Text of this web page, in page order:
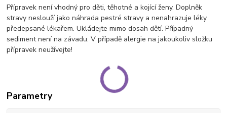
Přípravek není vhodný pro děti, těhotné a kojící ženy. Doplněk
stravy neslouží jako náhrada pestré stravy a nenahrazuje léky
předepsané lékařem. Ukládejte mimo dosah dětí. Případný
sediment není na závadu. V případě alergie na jakoukoliv složku
přípravek neužívejte!
Parametry